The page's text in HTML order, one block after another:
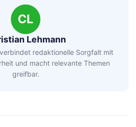
CL
Lehmann
redaktionelle Sorgfalt mit
und macht relevante Themen
greifbar.